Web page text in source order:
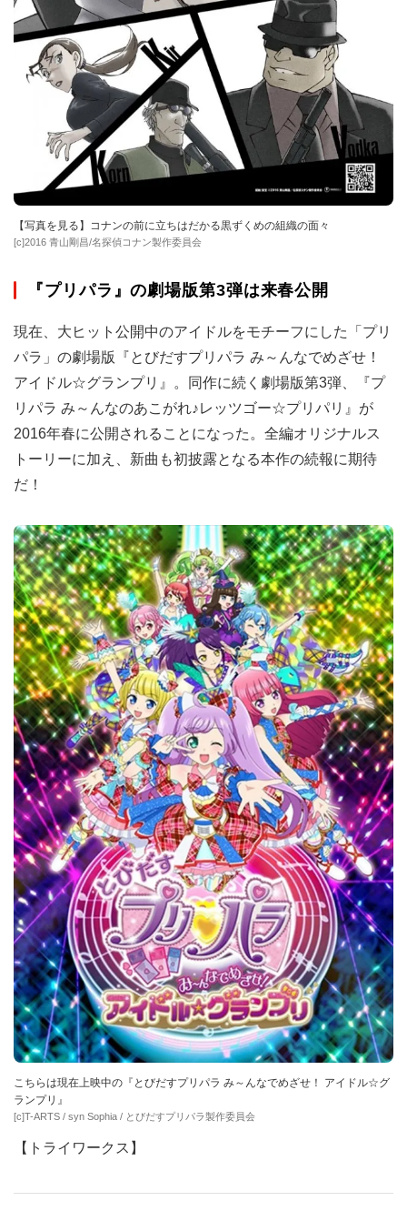
【写真を見る】コナンの前に立ちはだかる黒ずくめの組織の面々
[c]2016 青山剛昌/名探偵コナン製作委員会
『プリパラ』の劇場版第3弾は来春公開
現在、大ヒット公開中のアイドルをモチーフにした「プリ
パラ」の劇場版『とびだすプリパラ み～んなでめざせ！
アイドル☆グランプリ』。同作に続く劇場版第3弾、『プ
リパラ み～んなのあこがれ♪レッツゴー☆プリパリ』が
2016年春に公開されることになった。全編オリジナルス
トーリーに加え、新曲も初披露となる本作の続報に期待
だ！
こちらは現在上映中の『とびだすプリパラ み～んなでめざせ！ アイドル☆グ
ランプリ』
[c]T-ARTS / syn Sophia / とびだすプリパラ製作委員会
【トライワークス】